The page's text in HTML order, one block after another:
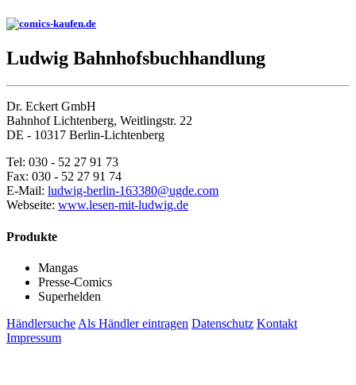
Ludwig Bahnhofsbuchhandlung
Dr. Eckert GmbH
Bahnhof Lichtenberg, Weitlingstr. 22
DE - 10317 Berlin-Lichtenberg
Tel: 030 - 52 27 91 73
Fax: 030 - 52 27 91 74
E-Mail: ludwig-berlin-163380@ugde.com
Webseite: www.lesen-mit-ludwig.de
Produkte
Mangas
Presse-Comics
Superhelden
Händlersuche Als Händler eintragen Datenschutz Kontakt
Impressum